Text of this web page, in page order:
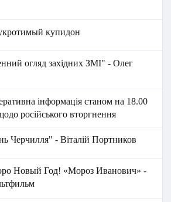
купидон
огляд західних ЗМІ" - Олег
інформація станом на 18.00
російського вторгнення
Черчилля" - Віталій Портников
Новый Год! «Мороз Иванович» -